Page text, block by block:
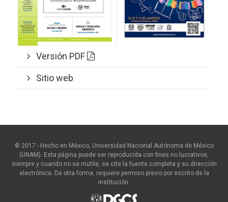
Versión PDF
Sitio web
© 2017 - Hecho en México, Universidad Nacional Autónoma de México
(UNAM). Esta página puede ser reproducida con fines no lucrativos,
siempre y cuando no se mutile, se cite la fuente completa y su dirección
electrónica. De otra forma, requiere permiso previo por escrito de la
institución.